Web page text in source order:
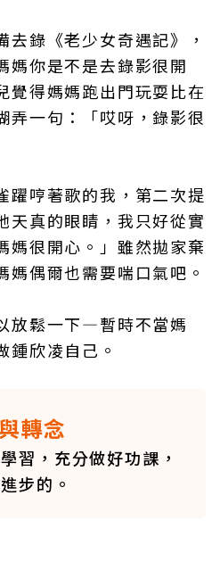
去錄《老少女奇遇記》，
媽你是不是去錄影很開
覺得媽媽跑出門玩耍比在
弄一句：「哎呀，錄影很
躍哼著歌的我，第二次提
天真的眼睛，我只好從實
媽很開心。」雖然拋家棄
媽偶爾也需要喘口氣吧。
放鬆一下—暫時不當媽
鍾欣凌自己。
轉念
習，充分做好功課，
步的。